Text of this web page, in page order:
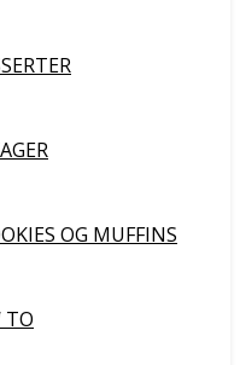
OG MUFFINS
TO